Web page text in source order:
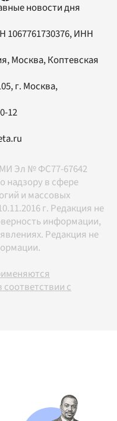
новости дня
1067761730376, ИНН
Москва, Коптевская
, г. Москва,
12
Эл № ФС77-67642
надзору в сфере
и массовых
г. Редакция не
информации,
Редакция не
с